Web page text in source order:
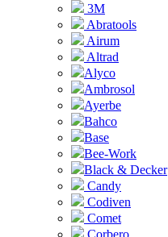
3M
Abratools
Airum
Altrad
Alyco
Ambrosol
Ayerbe
Bahco
Base
Bee-Work
Black & Decker
Candy
Codiven
Comet
Corbero